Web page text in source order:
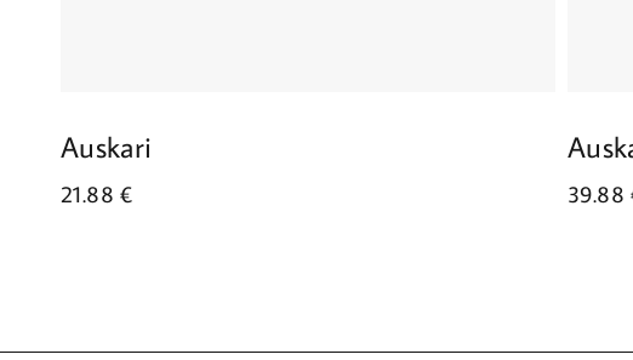
Auskari
21.88€ 39.88